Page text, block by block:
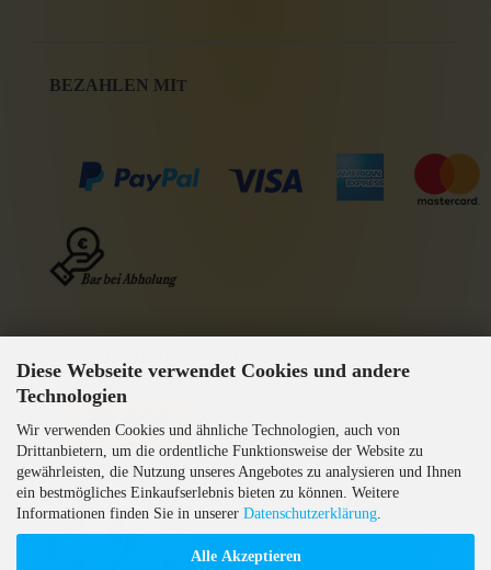
Diese Webseite verwendet Cookies und andere
Technologien
Wir verwenden Cookies und ähnliche Technologien, auch von
Drittanbietern, um die ordentliche Funktionsweise der Website zu
gewährleisten, die Nutzung unseres Angebotes zu analysieren und Ihnen
ein bestmögliches Einkaufserlebnis bieten zu können. Weitere
Informationen finden Sie in unserer Datenschutzerklärung
Alle Akzeptieren
BEZAHLEN MIT
GEPRÜFTE AGB